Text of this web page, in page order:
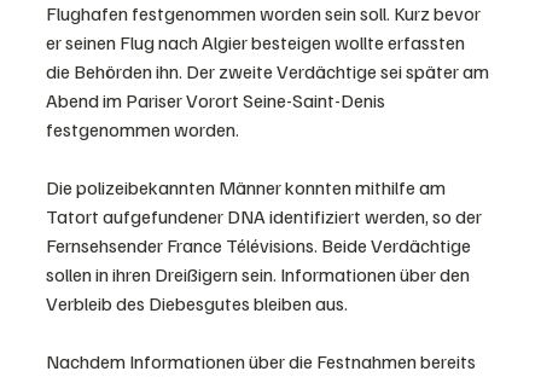
Flughafen festgenommen worden sein soll. Kurz bevor
er seinen Flug nach Algier besteigen wollte erfassten
die Behörden ihn. Der zweite Verdächtige sei später am
Abend im Pariser Vorort Seine-Saint-Denis
festgenommen worden.
Die polizeibekannten Männer konnten mithilfe am
Tatort aufgefundener DNA identifiziert werden, so der
Fernsehsender France Télévisions. Beide Verdächtige
sollen in ihren Dreißigern sein. Informationen über den
Verbleib des Diebesgutes bleiben aus.
Nachdem Informationen über die Festnahmen bereits